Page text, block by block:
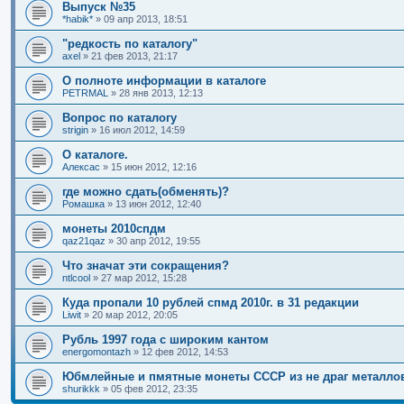
Выпуск №35
*habik* » 09 апр 2013, 18:51
"редкость по каталогу"
axel » 21 фев 2013, 21:17
О полноте информации в каталоге
PETRMAL » 28 янв 2013, 12:13
Вопрос по каталогу
strigin » 16 июл 2012, 14:59
О каталоге.
Алексас » 15 июн 2012, 12:16
где можно сдать(обменять)?
Ромашка » 13 июн 2012, 12:40
монеты 2010спдм
qaz21qaz » 30 апр 2012, 19:55
Что значат эти сокращения?
ntlcool » 27 мар 2012, 15:28
Куда пропали 10 рублей спмд 2010г. в 31 редакции
Liwit » 20 мар 2012, 20:05
Рубль 1997 года с широким кантом
energomontazh » 12 фев 2012, 14:53
Юбмлейные и пмятные монеты СССР из не драг
shurikkk » 05 фев 2012, 23:35